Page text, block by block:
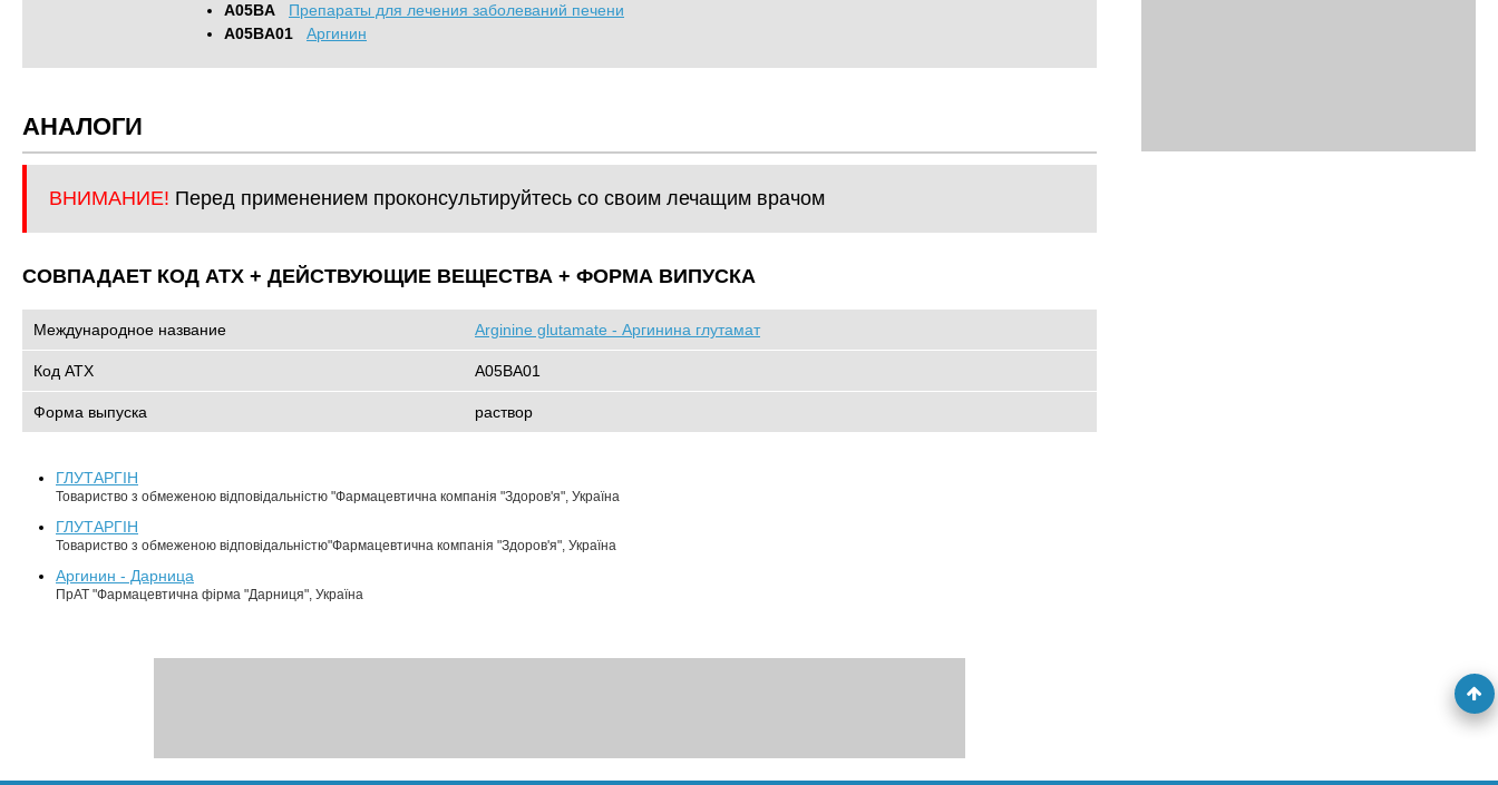
A05BA
Препараты для лечения заболеваний печени
A05BA01
Аргинин
АНАЛОГИ
ВНИМАНИЕ! Перед применением проконсультируйтесь со своим лечащим врачом
СОВПАДАЕТ КОД ATХ + ДЕЙСТВУЮЩИЕ ВЕЩЕСТВА + ФОРМА ВИПУСКА
Международное название Arginine glutamate - Аргинина глутамат
Код АТХ A05BA01
Форма выпуска раствор
ГЛУТАРГІН
Товариство з обмеженою відповідальністю "Фармацевтична компанія "Здоров'я", Україна
ГЛУТАРГІН
Товариство з обмеженою відповідальністю"Фармацевтична компанія "Здоров'я", Україна
Аргинин - Дарница
ПрАТ "Фармацевтична фірма "Дарниця", Україна